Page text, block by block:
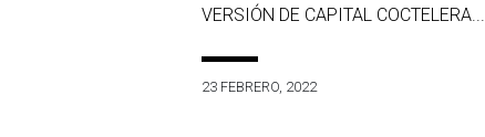
VERSIÓN DE CAPITAL COCTELERA...
23 FEBRERO, 2022